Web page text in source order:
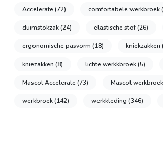
Accelerate(72) comfortabele werkbroek
duimstokzak(24) elastische stof(26)
ergonomische pasvorm(18) kniekzakken
kniezakken(8) lichte werkkbroek(5)
Mascot Accelerate(73) Mascot
werkbroek(142) werkkleding(346)